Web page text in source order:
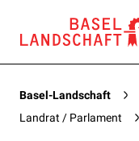
Basel-Landschaft
Landrat / Parlament